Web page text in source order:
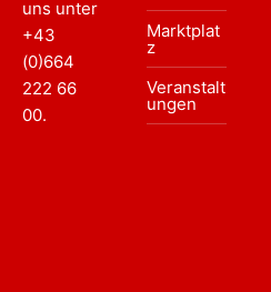
uns unter
+43
(0)664
222 66
00.
Marktplat
z
Veranstalt
ungen